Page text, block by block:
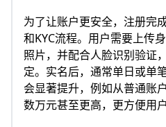
为了让账户更安全，注册完
和KYC流程。用户需要上传
照片，并配合人脸识别验证
定。实名后，通常单日或单
会显著提升，例如从普通账
数万元甚至更高，更方便用